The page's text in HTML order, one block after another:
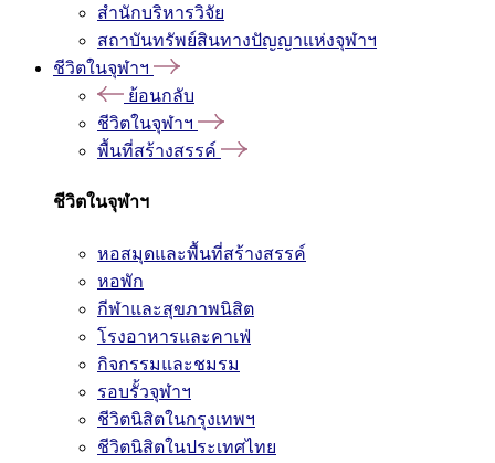
สำนักบริหารวิจัย
สถาบันทรัพย์สินทางปัญญาแห่งจุฬาฯ
ชีวิตในจุฬาฯ
ย้อนกลับ
ชีวิตในจุฬาฯ
พื้นที่สร้างสรรค์
ชีวิตในจุฬาฯ
หอสมุดและพื้นที่สร้างสรรค์
หอพัก
กีฬาและสุขภาพนิสิต
โรงอาหารและคาเฟ่
กิจกรรมและชมรม
รอบรั้วจุฬาฯ
ชีวิตนิสิตในกรุงเทพฯ
ชีวิตนิสิตในประเทศไทย